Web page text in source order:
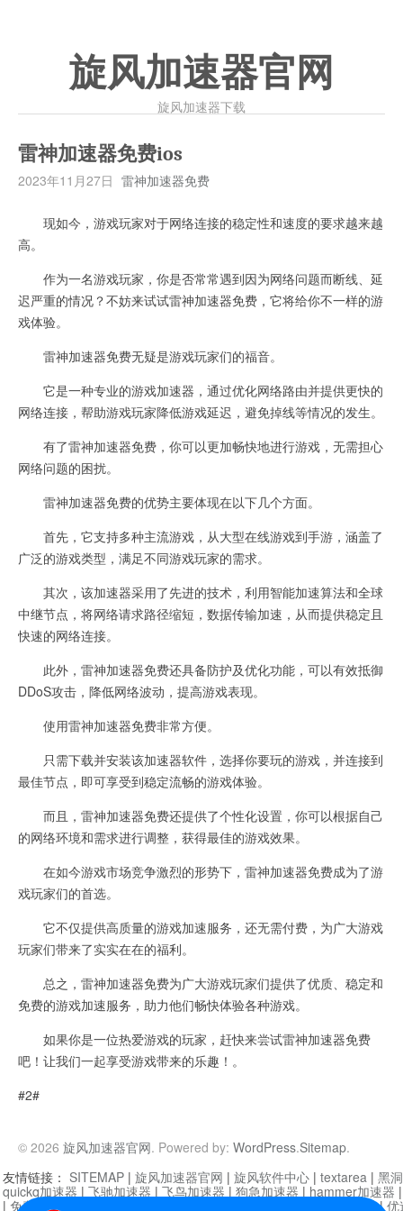
旋风加速器官网
旋风加速器下载
雷神加速器免费ios
2023年11月27日 雷神加速器免费
现如今，游戏玩家对于网络连接的稳定性和速度的要求越来越
高。
作为一名游戏玩家，你是否常常遇到因为网络问题而断线、延
迟严重的情况？不妨来试试雷神加速器免费，它将给你不一样的游
戏体验。
雷神加速器免费无疑是游戏玩家们的福音。
它是一种专业的游戏加速器，通过优化网络路由并提供更快的
网络连接，帮助游戏玩家降低游戏延迟，避免掉线等情况的发生。
有了雷神加速器免费，你可以更加畅快地进行游戏，无需担心
网络问题的困扰。
雷神加速器免费的优势主要体现在以下几个方面。
首先，它支持多种主流游戏，从大型在线游戏到手游，涵盖了
广泛的游戏类型，满足不同游戏玩家的需求。
其次，该加速器采用了先进的技术，利用智能加速算法和全球
中继节点，将网络请求路径缩短，数据传输加速，从而提供稳定且
快速的网络连接。
此外，雷神加速器免费还具备防护及优化功能，可以有效抵御
DDoS攻击，降低网络波动，提高游戏表现。
使用雷神加速器免费非常方便。
只需下载并安装该加速器软件，选择你要玩的游戏，并连接到
最佳节点，即可享受到稳定流畅的游戏体验。
而且，雷神加速器免费还提供了个性化设置，你可以根据自己
的网络环境和需求进行调整，获得最佳的游戏效果。
在如今游戏市场竞争激烈的形势下，雷神加速器免费成为了游
戏玩家们的首选。
它不仅提供高质量的游戏加速服务，还无需付费，为广大游戏
玩家们带来了实实在在的福利。
总之，雷神加速器免费为广大游戏玩家们提供了优质、稳定和
免费的游戏加速服务，助力他们畅快体验各种游戏。
如果你是一位热爱游戏的玩家，赶快来尝试雷神加速器免费
吧！让我们一起享受游戏带来的乐趣！。
#2#
© 2026 旋风加速器官网. Powered by: WordPress.Sitemap.
友情链接： SITEMAP | 旋风加速器官网 | 旋风软件中心 | textarea | 黑
quickq加速器 | 飞驰加速器 | 飞鸟加速器 | 狗急加速器 | hammer加速器
| 免费vqn加速外网 迷雾通|优